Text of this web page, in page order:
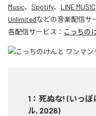
Music、 Spotify、 LINE MUSIC
Unlimitedなどの音楽配信サ
各配信サービス： こっちの
1 ： 死ぬな! (いっぽ
ル, 2026)